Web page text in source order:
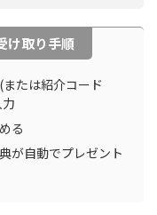
け取り手順
たは紹介コード
る
が自動でプレゼント